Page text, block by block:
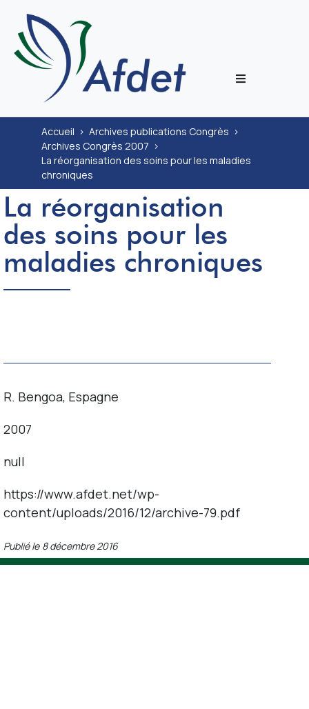
Congrès
Accueil > Archives publications Congrès >
Archives Congrès 2007 >
La réorganisation des soins pour les maladies
chroniques
La réorganisation
des soins pour les
maladies chroniques
R. Bengoa, Espagne
2007
null
https://www.afdet.net/wp-
content/uploads/2016/12/archive-79.pdf
Publié le 8 décembre 2016